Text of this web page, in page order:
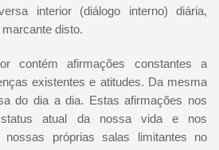
interior (diálogo interno) diária,
disto.
contém afirmações constantes a
existentes e atitudes. Da mesma
do dia a dia. Estas afirmações nos
atual da nossa vida e nos
nossas próprias salas limitantes no